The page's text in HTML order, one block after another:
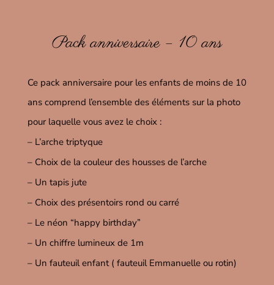
Pack anniversaire – 10 ans
Ce pack anniversaire pour les enfants de moins de 10
ans comprend l’ensemble des éléments sur la photo
pour laquelle vous avez le choix :
– L’arche triptyque
– Choix de la couleur des housses de l’arche
– Un tapis jute
– Choix des présentoirs rond ou carré
– Le néon “happy birthday”
– Un chiffre lumineux de 1m
– Un fauteuil enfant ( fauteuil Emmanuelle ou rotin)